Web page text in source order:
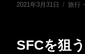
投
2021年3月31日
カ
ー
旅行
SFCを狙